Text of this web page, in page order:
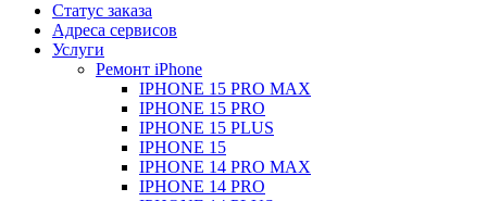
Статус заказа
Адреса сервисов
Услуги
Ремонт iPhone
IPHONE 15 PRO MAX
IPHONE 15 PRO
IPHONE 15 PLUS
IPHONE 15
IPHONE 14 PRO MAX
IPHONE 14 PRO